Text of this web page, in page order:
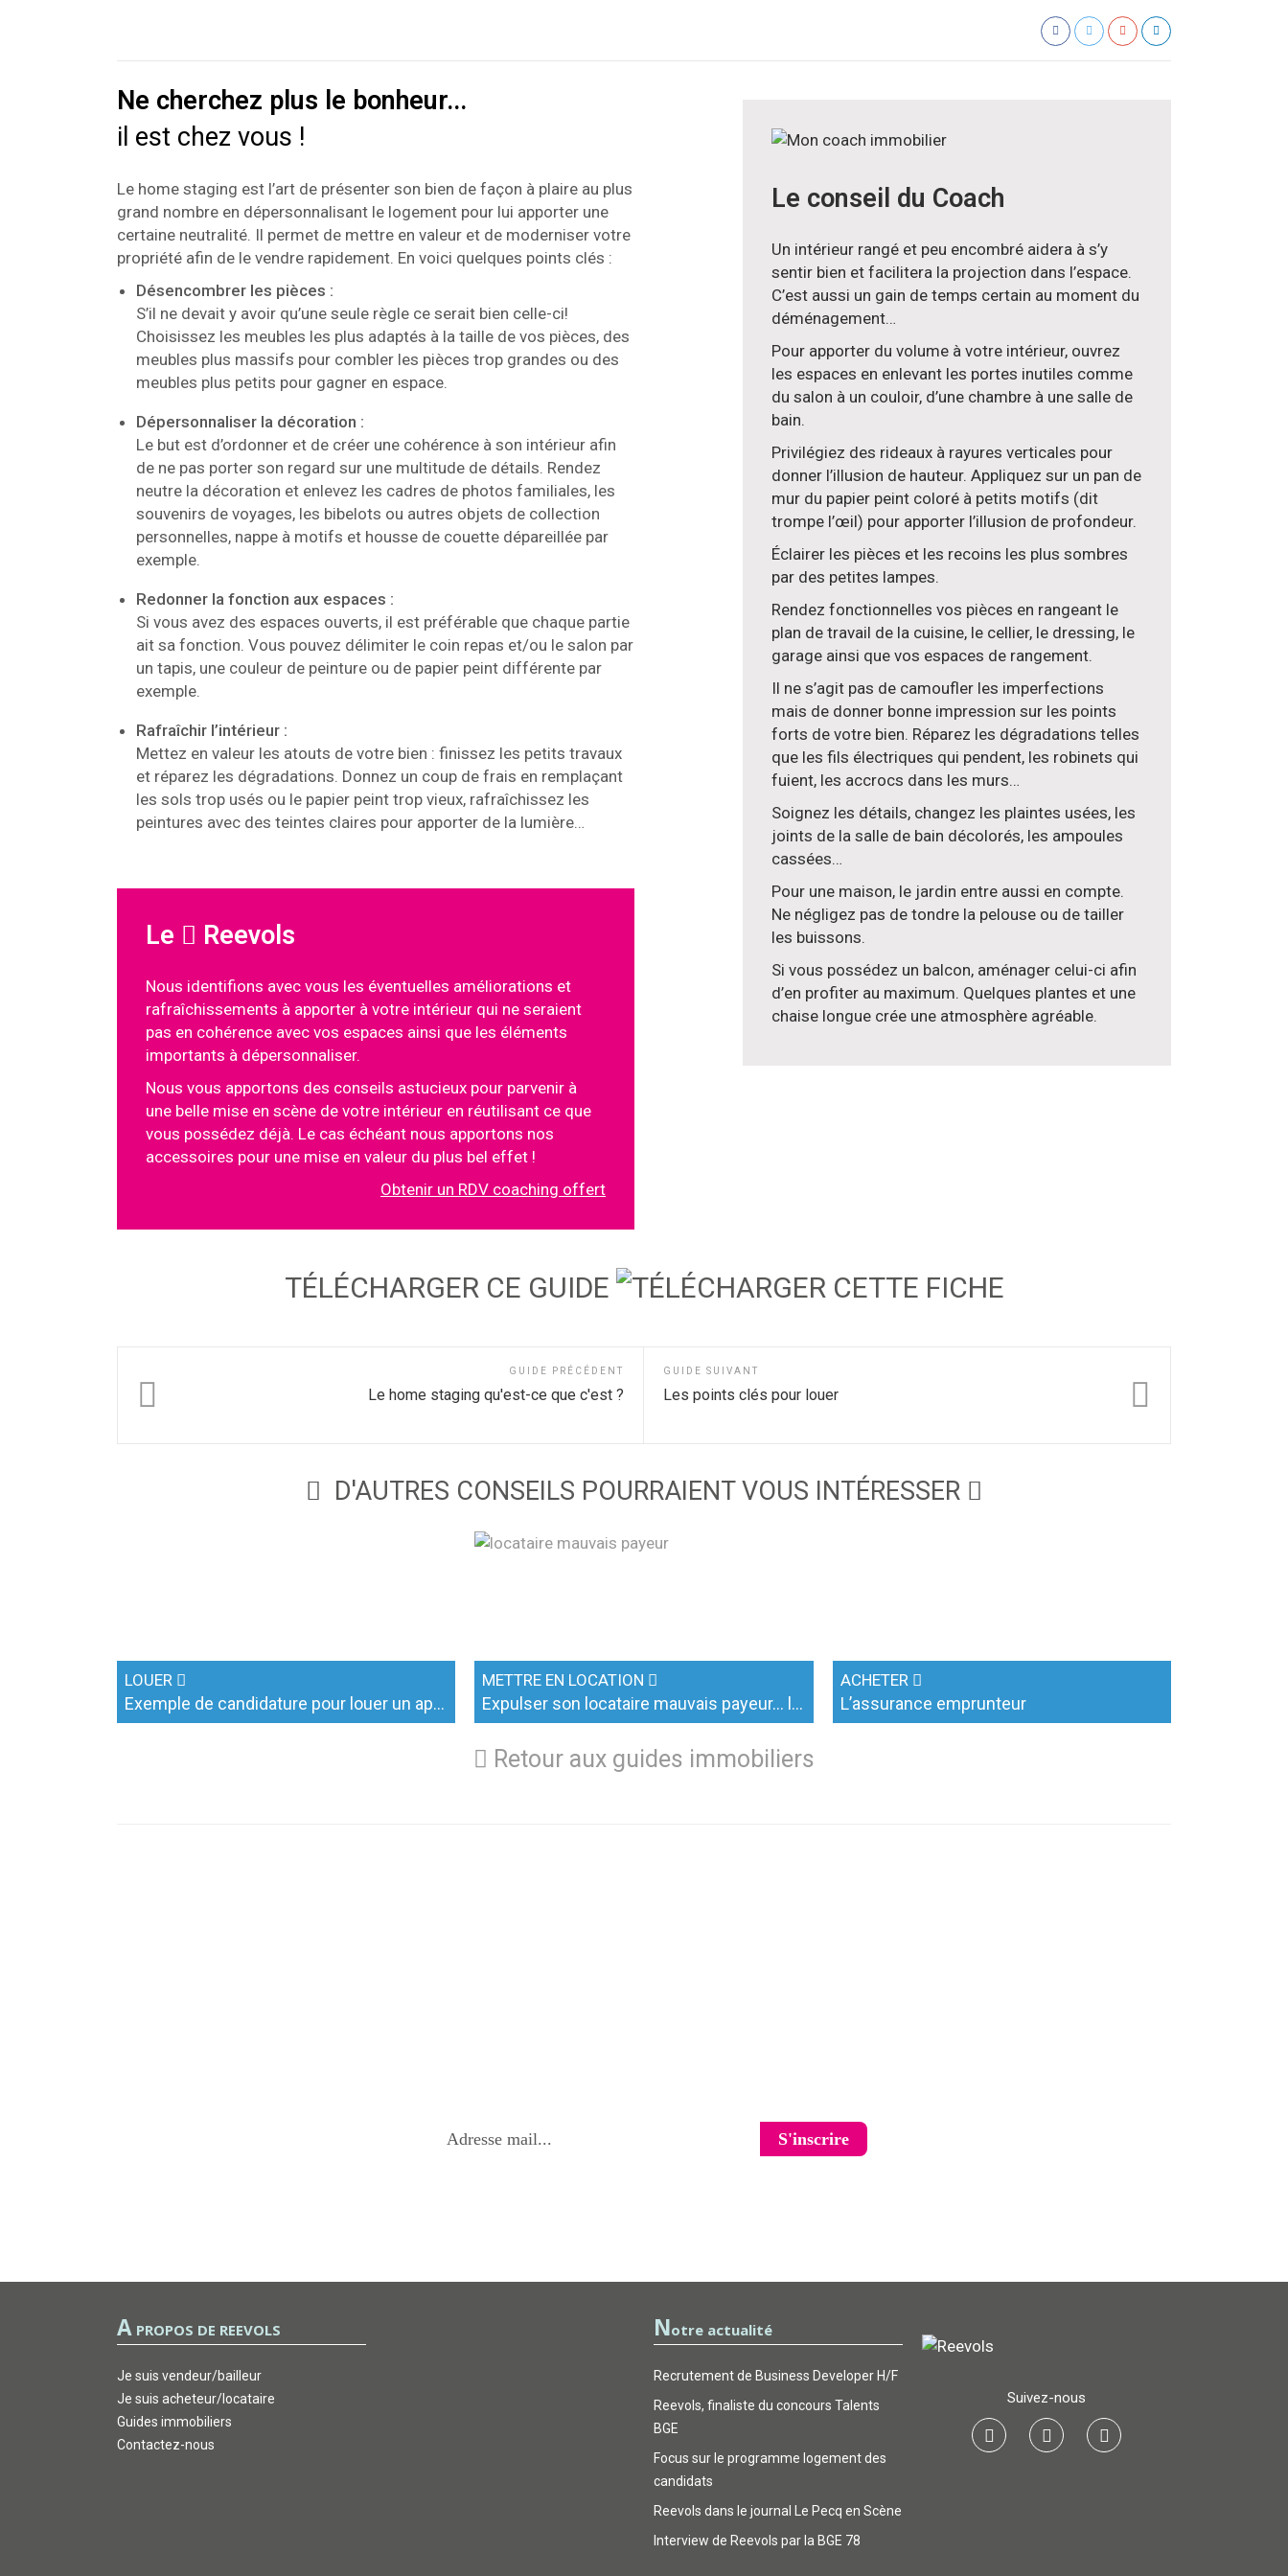
Ne cherchez plus le bonheur...
il est chez vous !
Le home staging est l’art de présenter son bien de façon à plaire au plus
grand nombre en dépersonnalisant le logement pour lui apporter une
certaine neutralité. Il permet de mettre en valeur et de moderniser votre
propriété afin de le vendre rapidement. En voici quelques points clés :
Désencombrer les pièces :
S’il ne devait y avoir qu’une seule règle ce serait bien celle-ci!
Choisissez les meubles les plus adaptés à la taille de vos pièces, des
meubles plus massifs pour combler les pièces trop grandes ou des
meubles plus petits pour gagner en espace.
Dépersonnaliser la décoration :
Le but est d’ordonner et de créer une cohérence à son intérieur afin
de ne pas porter son regard sur une multitude de détails. Rendez
neutre la décoration et enlevez les cadres de photos familiales, les
souvenirs de voyages, les bibelots ou autres objets de collection
personnelles, nappe à motifs et housse de couette dépareillée par
exemple.
Redonner la fonction aux espaces :
Si vous avez des espaces ouverts, il est préférable que chaque partie
ait sa fonction. Vous pouvez délimiter le coin repas et/ou le salon par
un tapis, une couleur de peinture ou de papier peint différente par
exemple.
Rafraîchir l’intérieur :
Mettez en valeur les atouts de votre bien : finissez les petits travaux
et réparez les dégradations. Donnez un coup de frais en remplaçant
les sols trop usés ou le papier peint trop vieux, rafraîchissez les
peintures avec des teintes claires pour apporter de la lumière…
Le Reevols
Nous identifions avec vous les éventuelles améliorations et
rafraîchissements à apporter à votre intérieur qui ne seraient
pas en cohérence avec vos espaces ainsi que les éléments
importants à dépersonnaliser.
Nous vous apportons des conseils astucieux pour parvenir à
une belle mise en scène de votre intérieur en réutilisant ce que
vous possédez déjà. Le cas échéant nous apportons nos
accessoires pour une mise en valeur du plus bel effet !
Obtenir un RDV coaching offert
Le conseil du Coach
Un intérieur rangé et peu encombré aidera à s’y
sentir bien et facilitera la projection dans l’espace.
C’est aussi un gain de temps certain au moment du
déménagement…
Pour apporter du volume à votre intérieur, ouvrez
les espaces en enlevant les portes inutiles comme
du salon à un couloir, d’une chambre à une salle de
bain.
Privilégiez des rideaux à rayures verticales pour
donner l’illusion de hauteur. Appliquez sur un pan de
mur du papier peint coloré à petits motifs (dit
trompe l’œil) pour apporter l’illusion de profondeur.
Éclairer les pièces et les recoins les plus sombres
par des petites lampes.
Rendez fonctionnelles vos pièces en rangeant le
plan de travail de la cuisine, le cellier, le dressing, le
garage ainsi que vos espaces de rangement.
Il ne s’agit pas de camoufler les imperfections
mais de donner bonne impression sur les points
forts de votre bien. Réparez les dégradations telles
que les fils électriques qui pendent, les robinets qui
fuient, les accrocs dans les murs…
Soignez les détails, changez les plaintes usées, les
joints de la salle de bain décolorés, les ampoules
cassées…
Pour une maison, le jardin entre aussi en compte.
Ne négligez pas de tondre la pelouse ou de tailler
les buissons.
Si vous possédez un balcon, aménager celui-ci afin
d’en profiter au maximum. Quelques plantes et une
chaise longue crée une atmosphère agréable.
TÉLÉCHARGER CE GUIDE
GUIDE PRÉCÉDENT
Le home staging qu'est-ce que c'est ?
GUIDE SUIVANT
Les points clés pour louer
D'AUTRES CONSEILS POURRAIENT VOUS INTÉRESSER
LOUER
Exemple de candidature pour louer un appartement
METTRE EN LOCATION
Expulser son locataire mauvais payeur… les astuces
ACHETER
L’assurance emprunteur
Retour aux guides immobiliers
A PROPOS DE REEVOLS
Je suis vendeur/bailleur
Je suis acheteur/locataire
Guides immobiliers
Contactez-nous
Notre actualité
Recrutement de Business Developer H/F
Reevols, finaliste du concours Talents
BGE
Focus sur le programme logement des
candidats
Reevols dans le journal Le Pecq en Scène
Interview de Reevols par la BGE 78
Suivez-nous